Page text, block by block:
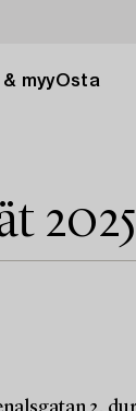
myyOsta
2025